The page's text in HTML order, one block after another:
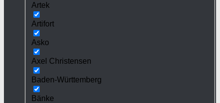
Artek
Artifort
Asko
Axel Christensen
Baden-Württemberg
Bänke